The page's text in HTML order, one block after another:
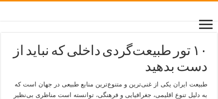
۱۰ تور طبیعت‌گردی داخلی که نباید از
دست بدهید
طبیعت ایران یکی از غنی‌ترین و متنوع‌ترین منابع طبیعی در جهان است که
به دلیل تنوع اقلیمی، جغرافیایی و فرهنگی، توانسته است مناظری بی‌نظیر